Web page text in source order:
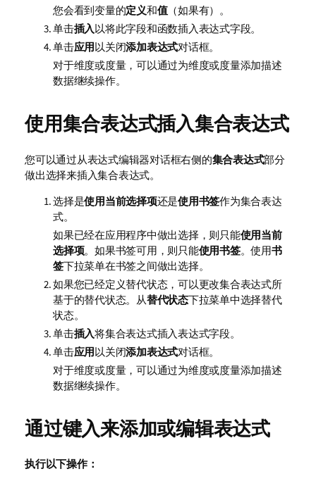
您会看到变量的定义和值（如果有）。
单击插入以将此字段和函数插入表达式字段。
单击应用以关闭添加表达式对话框。
对于维度或度量，可以通过为维度或度量添加描述
数据继续操作。
使用集合表达式插入集合表达式
您可以通过从表达式编辑器对话框右侧的集合表达式部分
做出选择来插入集合表达式。
选择是使用当前选择项还是使用书签作为集合表达
式。
如果已经在应用程序中做出选择，则只能使用当前
选择项。如果书签可用，则只能使用书签。使用书
签下拉菜单在书签之间做出选择。
如果您已经定义替代状态，可以更改集合表达式所
基于的替代状态。从替代状态下拉菜单中选择替代
状态。
单击插入将集合表达式插入表达式字段。
单击应用以关闭添加表达式对话框。
对于维度或度量，可以通过为维度或度量添加描述
数据继续操作。
通过键入来添加或编辑表达式
执行以下操作：